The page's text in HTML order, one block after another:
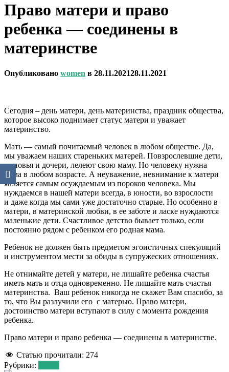
Право матери и право
ребенка — соединены в
материнстве
Опубликовано women в 28.11.202128.11.2021
Сегодня – день матери, день материнства, праздник общества,
которое высоко поднимает статус матери и уважает
материнство.
Мать — самый почитаемый человек в любом обществе. Да,
мы уважаем наших стареньких матерей. Повзрослевшие дети,
сыновья и дочери, лелеют свою маму. Но человеку нужна
мама в любом возрасте. А неуважение, невнимание к матери
является самым осуждаемым из пороков человека. Мы
нуждаемся в нашей матери всегда, в юности, во взрослости
и даже когда мы сами уже достаточно старые. Но особенно в
матери, в материнской любви, в ее заботе и ласке нуждаются
маленькие дети. Счастливое детство бывает только, если
постоянно рядом с ребенком его родная мама.
Ребенок не должен быть предметом эгоистичных спекуляций
и инструментом мести за обиды в супружеских отношениях.
Не отнимайте детей у матери, не лишайте ребенка счастья
иметь мать и отца одновременно. Не лишайте мать счастья
материнства. Ваш ребенок никогда не скажет Вам спасибо, за
то, что Вы разлучили его с матерью. Право матери,
достоинство матери вступают в силу с момента рождения
ребенка.
Право матери и право ребенка — соединены в материнстве.
Статью прочитали: 274
Рубрики: